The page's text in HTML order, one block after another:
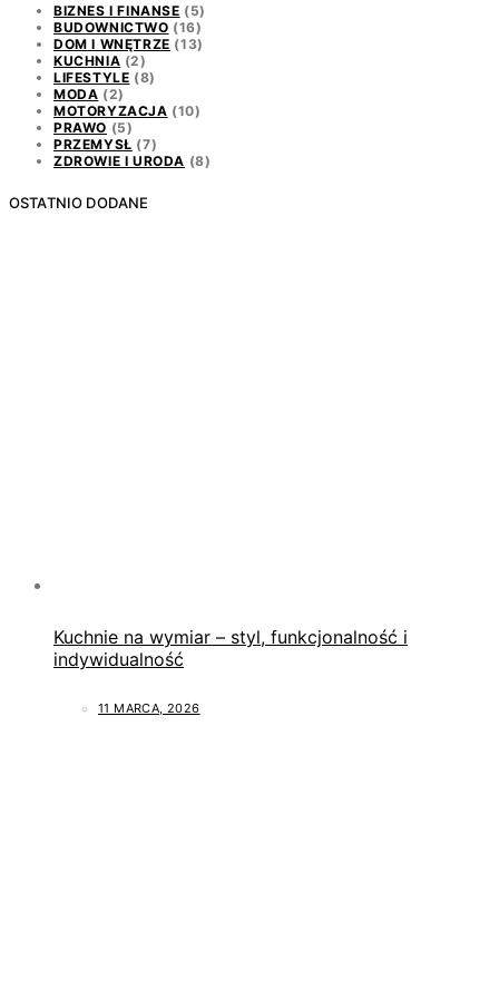
BIZNES I FINANSE (5)
BUDOWNICTWO (16)
DOM I WNĘTRZE (13)
KUCHNIA (2)
LIFESTYLE (8)
MODA (2)
MOTORYZACJA (10)
PRAWO (5)
PRZEMYSŁ (7)
ZDROWIE I URODA (8)
OSTATNIO DODANE
Kuchnie na wymiar – styl, funkcjonalność i
indywidualność
11 MARCA, 2026